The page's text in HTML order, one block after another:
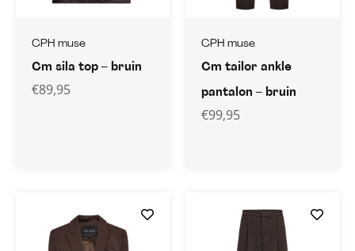
CPH muse
Cm sila top – bruin
€89,95
CPH muse
Cm tailor ankle
pantalon – bruin
€99,95